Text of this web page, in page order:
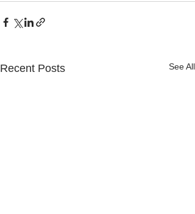
Recent Posts See All